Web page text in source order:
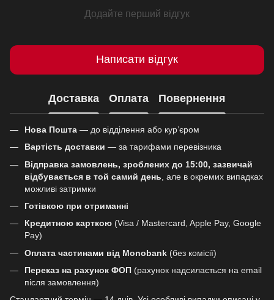
Додайте перший відгук
Написати відгук
Доставка Оплата Повернення
Нова Пошта — до відділення або кур’єром
Вартість доставки — за тарифами перевізника
Відправка замовлень, зроблених до 15:00, зазвичай
відбувається в той самий день , але в окремих випадках
можливі затримки
Готівкою при отриманні
Кредитною карткою (Visa / Mastercard, Apple Pay, Google
Pay)
Оплата частинами від Monobank (без комісії)
Переказ на рахунок ФОП (рахунок надсилається на email
після замовлення)